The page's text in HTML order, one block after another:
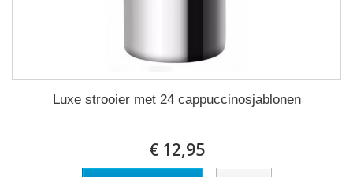
Luxe strooier met 24 cappuccinosjablonen
€ 12,95